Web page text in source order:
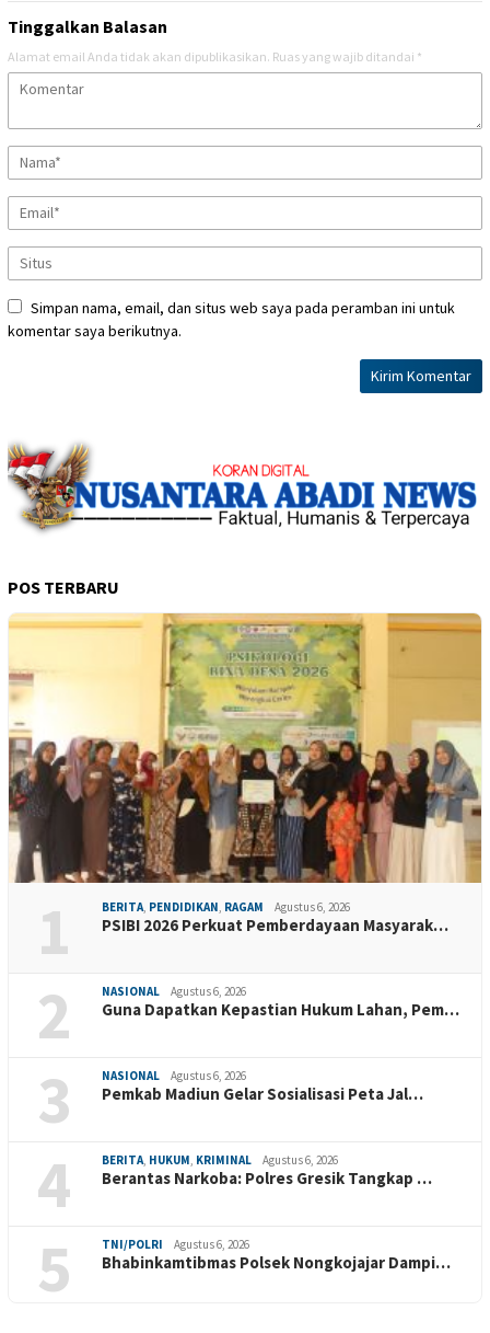
Tinggalkan Balasan
Alamat email Anda tidak akan dipublikasikan. Ruas yang wajib ditandai *
Simpan nama, email, dan situs web saya pada peramban ini untuk
komentar saya berikutnya.
POS TERBARU
1 BERITA, PENDIDIKAN, RAGAM Agustus 6, 2026
PSIBI 2026 Perkuat Pemberdayaan Masyarak…
2 NASIONAL Agustus 6, 2026
Guna Dapatkan Kepastian Hukum Lahan, Pem…
3 NASIONAL Agustus 6, 2026
Pemkab Madiun Gelar Sosialisasi Peta Jal…
4 BERITA, HUKUM, KRIMINAL Agustus 6, 2026
Berantas Narkoba: Polres Gresik Tangkap …
5 TNI/POLRI Agustus 6, 2026
Bhabinkamtibmas Polsek Nongkojajar Dampi…